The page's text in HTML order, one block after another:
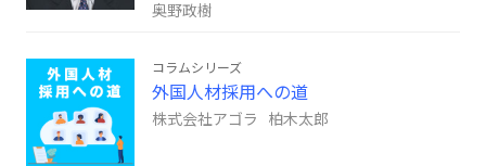
奥野政樹
コラムシリーズ
外国人材採用への道
株式会社アゴラ 柏木太郎